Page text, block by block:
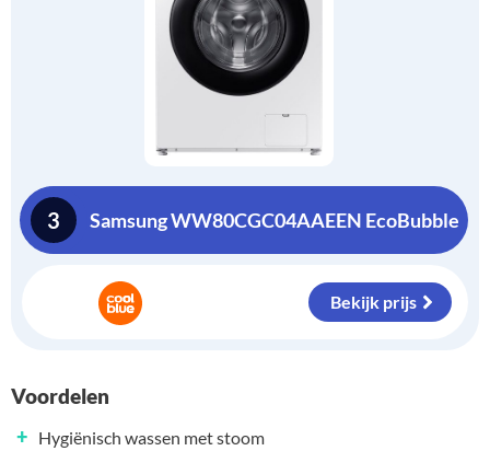
3 Samsung WW80CGC04AAEEN EcoBubble
Bekijk prijs
Voordelen
+ Hygiënisch wassen met stoom